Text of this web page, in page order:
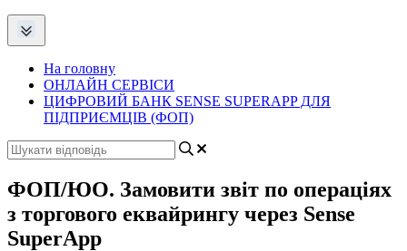
На головну
ОНЛАЙН СЕРВІСИ
ЦИФРОВИЙ БАНК SENSE SUPERAPP ДЛЯ
ПІДПРИЄМЦІВ (ФОП)
ФОП/ЮО. Замовити звіт по операціях
з торгового еквайрингу через Sense
SuperApp